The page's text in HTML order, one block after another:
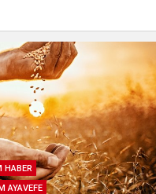
HABER
AYAVEFE